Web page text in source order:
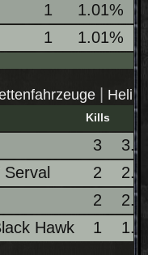
1
1.01%
1 1.01%
|
Kills
3
2
2
Hawk 1